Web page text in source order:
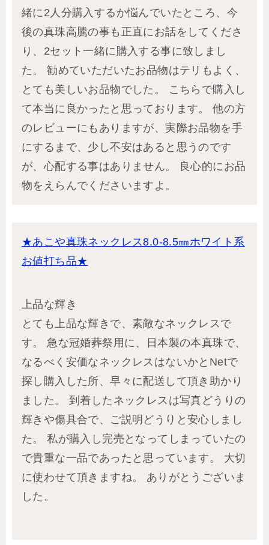
緒に2人分購入するか悩んでいたところ、今
後の真珠高騰の事も正直にお話をしてくださ
り、2セット一緒に購入する事に致しまし
た。 勧めていただいたお品物はテリもよく、
とても美しいお品物でした。 こちらで購入し
て本当に良かったと思っております。 他の方
のレビューにもありますが、実際お品物を手
にするまで、少し不安はあると思うのです
が、心配する事はありません。 良心的にお品
物をえらんでくださいますよ。
★あこや真珠ネックレス8.0-8.5㎜ホワイト系
お値打ち品★
上品な輝き
とても上品な輝きで、素敵なネックレスで
す。 急な冠婚葬祭用に、日本製の本真珠で、
なるべく安価なネックレスはないかとNetで
探し購入した所、早々に配送して頂き助かり
ました。 到着したネックレスは写真どうりの
輝きや傷具合で、ご説明どうりと安心しまし
た。 私が購入し完売となってしまっていたの
で貴重な一品であったと思っています。 大切
に使わせて頂きますね。 ありがとうございま
した。